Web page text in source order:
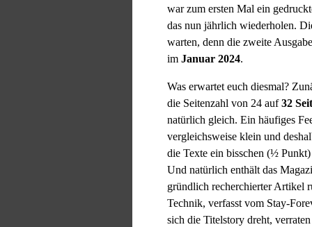
war zum ersten Mal ein
das nun jährlich wiederholen.
warten, denn die zweite
im Januar 2024.
Was erwartet euch diesmal?
die Seitenzahl von 24 auf32
natürlich gleich. Ein häufiges
vergleichsweise klein und
die Texte ein bisschen (½
Und natürlich enthält das
gründlich recherchierter Artikel
Technik, verfasst vom Stay-
sich die Titelstory dreht,